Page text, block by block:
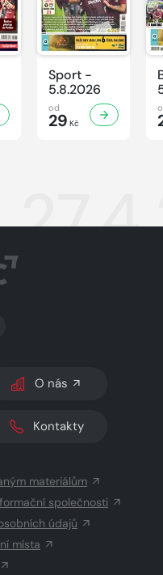
Sport -
5.8.2026
od
29 Kč
SVĚTLÝ/TMAVÝ REŽIM
O nás
Kontakty
materiálům
společnosti
údajů
místa